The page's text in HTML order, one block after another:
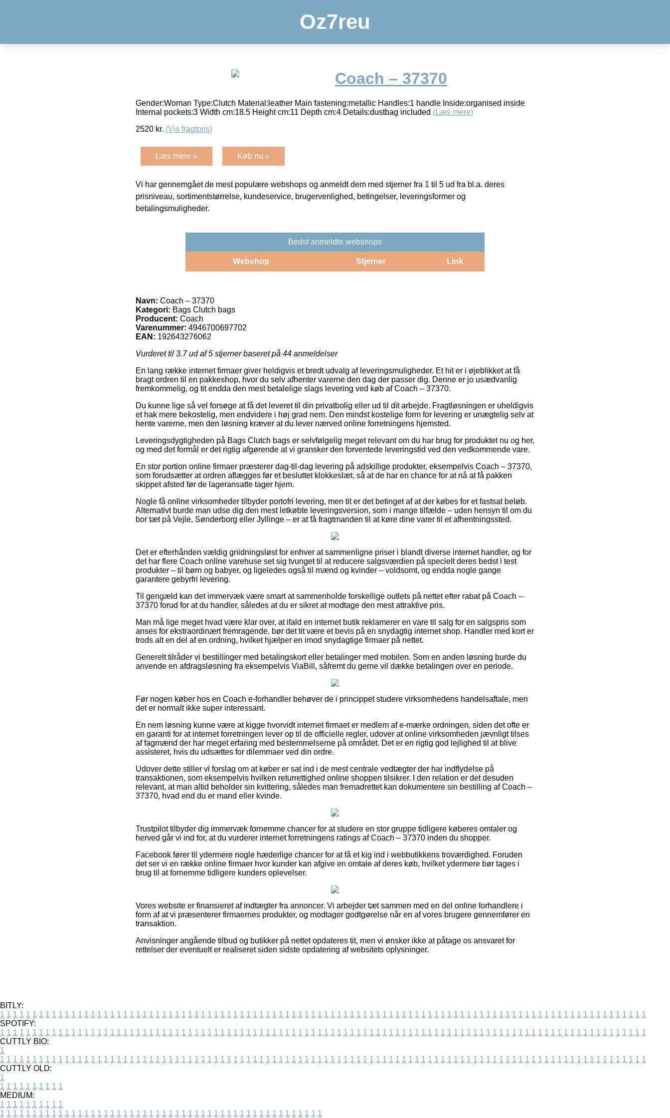
Oz7reu
Coach – 37370
Gender:Woman Type:Clutch Material:leather Main fastening:metallic Handles:1 handle Inside:organised inside
Internal pockets:3 Width cm:18.5 Height cm:11 Depth cm:4 Details:dustbag included (Læs mere)
2520 kr. (Vis fragtpris)
Læs mere » Køb nu »
Vi har gennemgået de mest populære webshops og anmeldt dem med stjerner fra 1 til 5 ud fra bl.a. deres
prisniveau, sortimentstørrelse, kundeservice, brugervenlighed, betingelser, leveringsformer og
betalingsmuligheder.
Bedst anmeldte webshops
Webshop Stjerner Link
Navn: Coach – 37370
Kategori: Bags Clutch bags
Producent: Coach
Varenummer: 4946700697702
EAN: 192643276062
Vurderet til 3.7ud af 5 stjerner baseret på 44 anmeldelser
En lang række internet firmaer giver heldigvis et bredt udvalg af leveringsmuligheder. Et hit er i øjeblikket at få
bragt ordren til en pakkeshop, hvor du selv afhenter varerne den dag der passer dig. Denne er jo usædvanlig
fremkommelig, og tit endda den mest betalelige slags levering ved køb af Coach – 37370.
Du kunne lige så vel forsøge at få det leveret til din privatbolig eller ud til dit arbejde. Fragtløsningen er uheldigvis
et hak mere bekostelig, men endvidere i høj grad nem. Den mindst kostelige form for levering er unægtelig selv at
hente varerne, men den løsning kræver at du lever nærved online forretningens hjemsted.
Leveringsdygtigheden på Bags Clutch bags er selvfølgelig meget relevant om du har brug for produktet nu og her,
og med det formål er det rigtig afgørende at vi gransker den forventede leveringstid ved den vedkommende vare.
En stor portion online firmaer præsterer dag-til-dag levering på adskillige produkter, eksempelvis Coach – 37370,
som forudsætter at ordren aflægges før et besluttet klokkeslæt, så at de har en chance for at nå at få pakken
skippet afsted før de lageransatte tager hjem.
Nogle få online virksomheder tilbyder portofri levering, men tit er det betinget af at der købes for et fastsat beløb.
Alternativt burde man udse dig den mest letkøbte leveringsversion, som i mange tilfælde – uden hensyn til om du
bor tæt på Vejle, Sønderborg eller Jyllinge – er at få fragtmanden til at køre dine varer til et afhentningssted.
Det er efterhånden vældig gnidningsløst for enhver at sammenligne priser i blandt diverse internet handler, og for
det har flere Coach online varehuse set sig tvunget til at reducere salgsværdien på specielt deres bedst i test
produkter – til børn og babyer, og ligeledes også til mænd og kvinder – voldsomt, og endda nogle gange
garantere gebyrfri levering.
Til gengæld kan det immervæk være smart at sammenholde forskellige outlets på nettet efter rabat på Coach –
37370 forud for at du handler, således at du er sikret at modtage den mest attraktive pris.
Man må lige meget hvad være klar over, at ifald en internet butik reklamerer en vare til salg for en salgspris som
anses for ekstraordinært fremragende, bør det tit være et bevis på en snydagtig internet shop. Handler med kort er
trods alt en del af en ordning, hvilket hjælper en imod snydagtige firmaer på nettet.
Generelt tilråder vi bestillinger med betalingskort eller betalinger med mobilen. Som en anden løsning burde du
anvende en afdragsløsning fra eksempelvis ViaBill, såfremt du gerne vil dække betalingen over en periode.
Før nogen køber hos en Coach e-forhandler behøver de i princippet studere virksomhedens handelsaftale, men
det er normalt ikke super interessant.
En nem løsning kunne være at kigge hvorvidt internet firmaet er medlem af e-mærke ordningen, siden det ofte er
en garanti for at internet forretningen lever op til de officielle regler, udover at online virksomheden jævnligt tilses
af fagmænd der har meget erfaring med bestemmelserne på området. Det er en rigtig god lejlighed til at blive
assisteret, hvis du udsættes for dilemmaer ved din ordre.
Udover dette stiller vi forslag om at køber er sat ind i de mest centrale vedtægter der har indflydelse på
transaktionen, som eksempelvis hvilken returrettighed online shoppen tilsikrer. I den relation er det desuden
relevant, at man altid beholder sin kvittering, således man fremadrettet kan dokumentere sin bestilling af Coach –
37370, hvad end du er mand eller kvinde.
Trustpilot tilbyder dig immervæk fornemme chancer for at studere en stor gruppe tidligere køberes omtaler og
herved går vi ind for, at du vurderer internet forretningens ratings af Coach – 37370 inden du shopper.
Facebook fører til ydermere nogle hæderlige chancer for at få et kig ind i webbutikkens troværdighed. Foruden
det ser vi en række online firmaer hvor kunder kan afgive en omtale af deres køb, hvilket ydermere bør tages i
brug til at fornemme tidligere kunders oplevelser.
Vores website er finansieret af indtægter fra annoncer. Vi arbejder tæt sammen med en del online forhandlere i
form af at vi præsenterer firmaernes produkter, og modtager godtgørelse når en af vores brugere gennemfører en
transaktion.
Anvisninger angående tilbud og butikker på nettet opdateres tit, men vi ønsker ikke at påtage os ansvaret for
rettelser der eventuelt er realiseret siden sidste opdatering af websitets oplysninger.
BITLY:
1 1 1 1 1 1 1 1 1 1 1 1 1 1 1 1 1 1 1 1 1 1 1 1 1 1 1 1 1 1 1 1 1 1 1 1 1 1 1 1 1 1 1 1 1 1 1 1 1 1 1 1 1 1 1 1 1 1 1 1 1 1 1 1 1 1 1 1 1 1 1 1 1 1 1 1 1 1 1 1 1 1 1 1 1 1 1 1 1 1 1 1 1 1 1 1 1 1 1 1
SPOTIFY:
1 1 1 1 1 1 1 1 1 1 1 1 1 1 1 1 1 1 1 1 1 1 1 1 1 1 1 1 1 1 1 1 1 1 1 1 1 1 1 1 1 1 1 1 1 1 1 1 1 1 1 1 1 1 1 1 1 1 1 1 1 1 1 1 1 1 1 1 1 1 1 1 1 1 1 1 1 1 1 1 1 1 1 1 1 1 1 1 1 1 1 1 1 1 1 1 1 1 1 1
CUTTLY BIO:
1
1 1 1 1 1 1 1 1 1 1 1 1 1 1 1 1 1 1 1 1 1 1 1 1 1 1 1 1 1 1 1 1 1 1 1 1 1 1 1 1 1 1 1 1 1 1 1 1 1 1 1 1 1 1 1 1 1 1 1 1 1 1 1 1 1 1 1 1 1 1 1 1 1 1 1 1 1 1 1 1 1 1 1 1 1 1 1 1 1 1 1 1 1 1 1 1 1 1 1 1
CUTTLY OLD:
1
1 1 1 1 1 1 1 1 1 1
MEDIUM:
1 1 1 1 1 1 1 1 1 1
1 1 1 1 1 1 1 1 1 1 1 1 1 1 1 1 1 1 1 1 1 1 1 1 1 1 1 1 1 1 1 1 1 1 1 1 1 1 1 1 1 1 1 1 1 1 1 1 1 1